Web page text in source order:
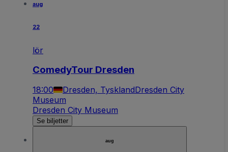
aug
22
lör
ComedyTour Dresden
18:00 Dresden, TysklandDresden City
Museum
Dresden City Museum
Se biljetter
aug